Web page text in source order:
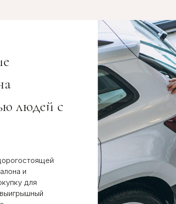
людей с
и
для